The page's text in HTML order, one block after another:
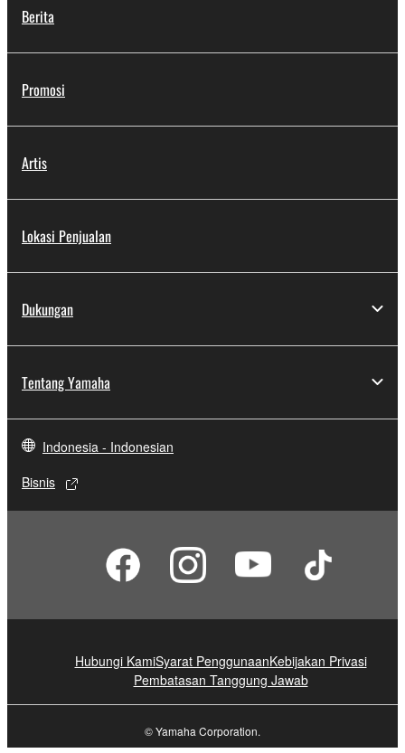
Berita
Promosi
Artis
Lokasi Penjualan
Dukungan
Tentang Yamaha
Indonesia - Indonesian
Bisnis
Hubungi KamiSyarat PenggunaanKebijakan Privasi
Pembatasan Tanggung Jawab
© Yamaha Corporation.